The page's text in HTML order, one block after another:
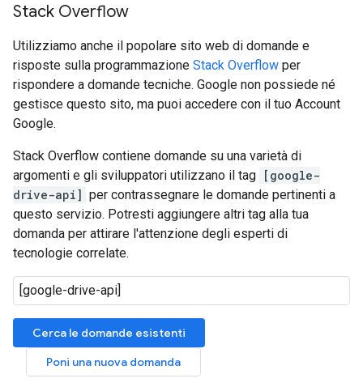
Stack Overflow
Utilizziamo anche il popolare sito web di domande e
risposte sulla programmazione Stack Overflow per
rispondere a domande tecniche. Google non possiede né
gestisce questo sito, ma puoi accedere con il tuo Account
Google.
Stack Overflow contiene domande su una varietà di
argomenti e gli sviluppatori utilizzano il tag [google-
drive-api] per contrassegnare le domande pertinenti a
questo servizio. Potresti aggiungere altri tag alla tua
domanda per attirare l'attenzione degli esperti di
tecnologie correlate.
Cerca le domande esistenti
Poni una nuova domanda